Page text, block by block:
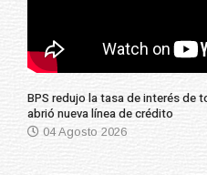
BPS redujo la tasa de interés de
abrió nueva línea de crédito
04 Agosto 2026